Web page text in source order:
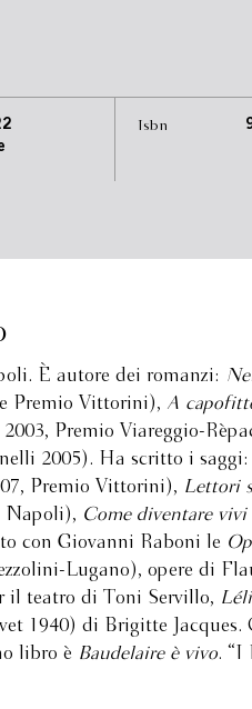
Isbn
È autore dei romanzi:
Premio Vittorini), A
Premio Viareggio-
2005). Ha scritto i saggi:
Premio Vittorini), Lettori
Napoli), Come diventare vivi
con Giovanni Raboni le
Lugano), opere di
il teatro di Toni Servillo,
1940) di Brigitte Jacques.
libro è Baudelaire è vivo. “I